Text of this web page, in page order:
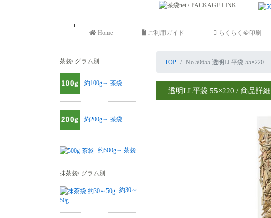
Home ご利用ガイド らくらく＠印刷
茶袋/ グラム別
約100g～ 茶袋
約200g～ 茶袋
約500g～ 茶袋
抹茶袋/ グラム別
約30～
50g
TOP No.50655 透明LL平袋 55×220
透明LL平袋 55×220 / 商品詳細